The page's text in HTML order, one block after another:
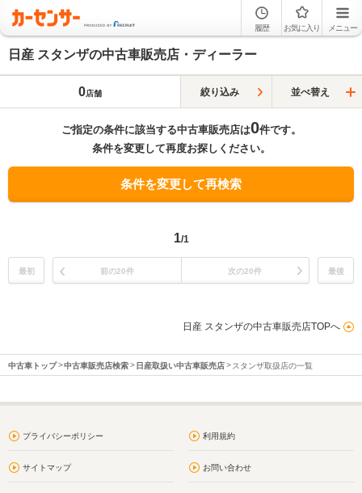
履歴 お気に入り メニュー
日産 スタンザの中古車販売店・ディーラー
0店舗 絞り込み 並べ替え
ご指定の条件に該当する中古車販売店は0件です。
条件を変更して再度お探しください。
条件を変更して再検索
1/1
最初 前の20件 次の20件 最後
日産 スタンザの中古車販売店TOPへ
中古車トップ 中古車販売店検索 日産取扱い中古車販売店 スタンザ取扱店の一覧
プライバシーポリシー 利用規約
サイトマップ お問い合わせ